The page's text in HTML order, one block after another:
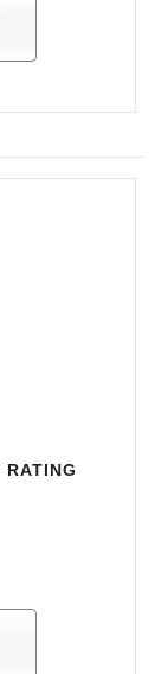
RATING